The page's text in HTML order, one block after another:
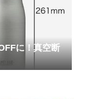
に！真空断